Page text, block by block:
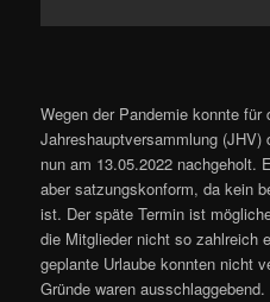
Wegen der Pandemie konnte
Jahreshauptversammlung (JHV)
nun am 13.05.2022 nachgeholt.
aber satzungskonform, da kein
ist. Der späte Termin ist
die Mitglieder nicht so zahlreich
geplante Urlaube konnten nicht
Gründe waren ausschlaggebend.